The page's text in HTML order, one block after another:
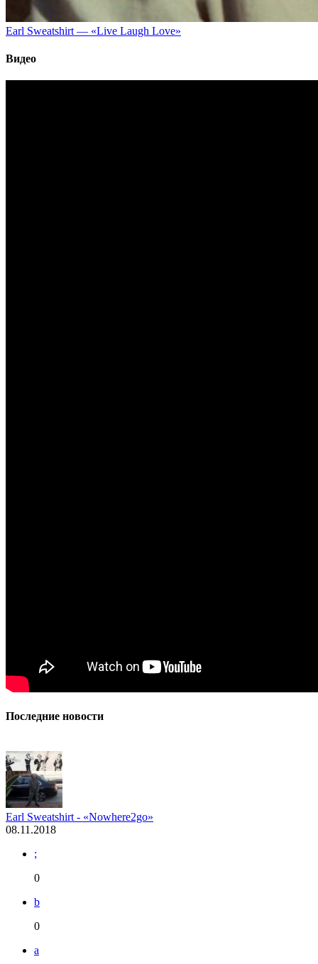
Earl Sweatshirt — «Live Laugh Love»
Видео
Последние новости
Earl Sweatshirt - «Nowhere2go»
08.11.2018
;
0
b
0
a